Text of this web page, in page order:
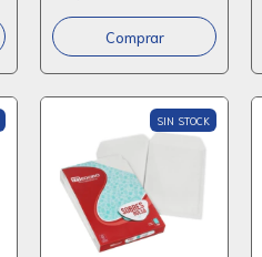
SIN STOCK